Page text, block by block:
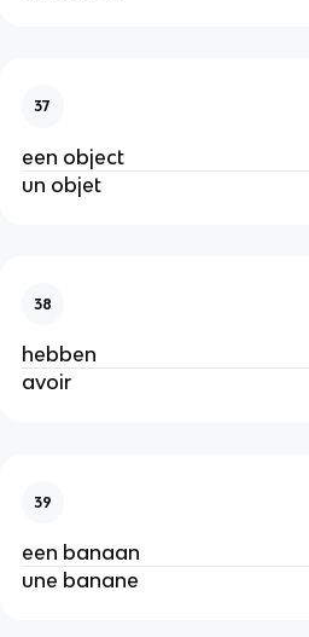
37
een object
un objet
38
hebben
avoir
39
een banaan
une banane